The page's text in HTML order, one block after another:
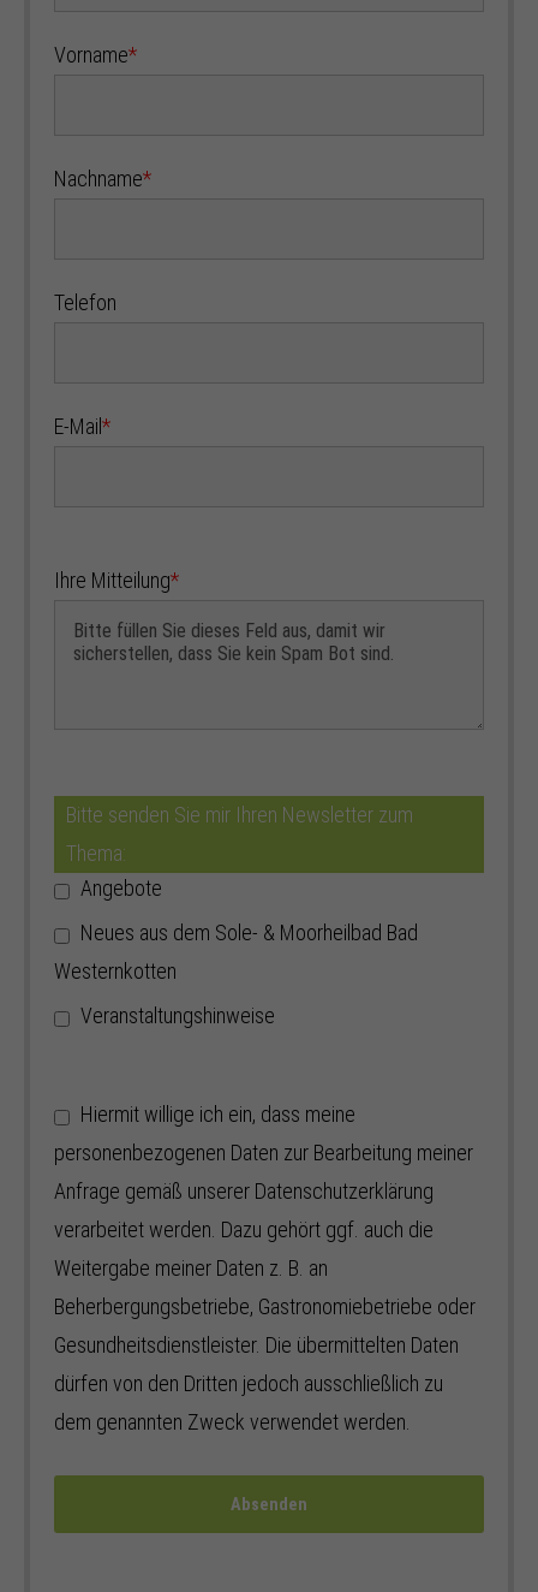
Vorname*
Nachname*
Telefon
E-Mail*
Ihre Mitteilung*
Bitte senden Sie mir Ihren Newsletter zum
Thema:
Angebote
Neues aus dem Sole- & Moorheilbad Bad
Westernkotten
Veranstaltungshinweise
Hiermit willige ich ein, dass meine
personenbezogenen Daten zur Bearbeitung meiner
Anfrage gemäß unserer Datenschutzerklärung
verarbeitet werden. Dazu gehört ggf. auch die
Weitergabe meiner Daten z. B. an
Beherbergungsbetriebe, Gastronomiebetriebe oder
Gesundheitsdienstleister. Die übermittelten Daten
dürfen von den Dritten jedoch ausschließlich zu
dem genannten Zweck verwendet werden.
Absenden